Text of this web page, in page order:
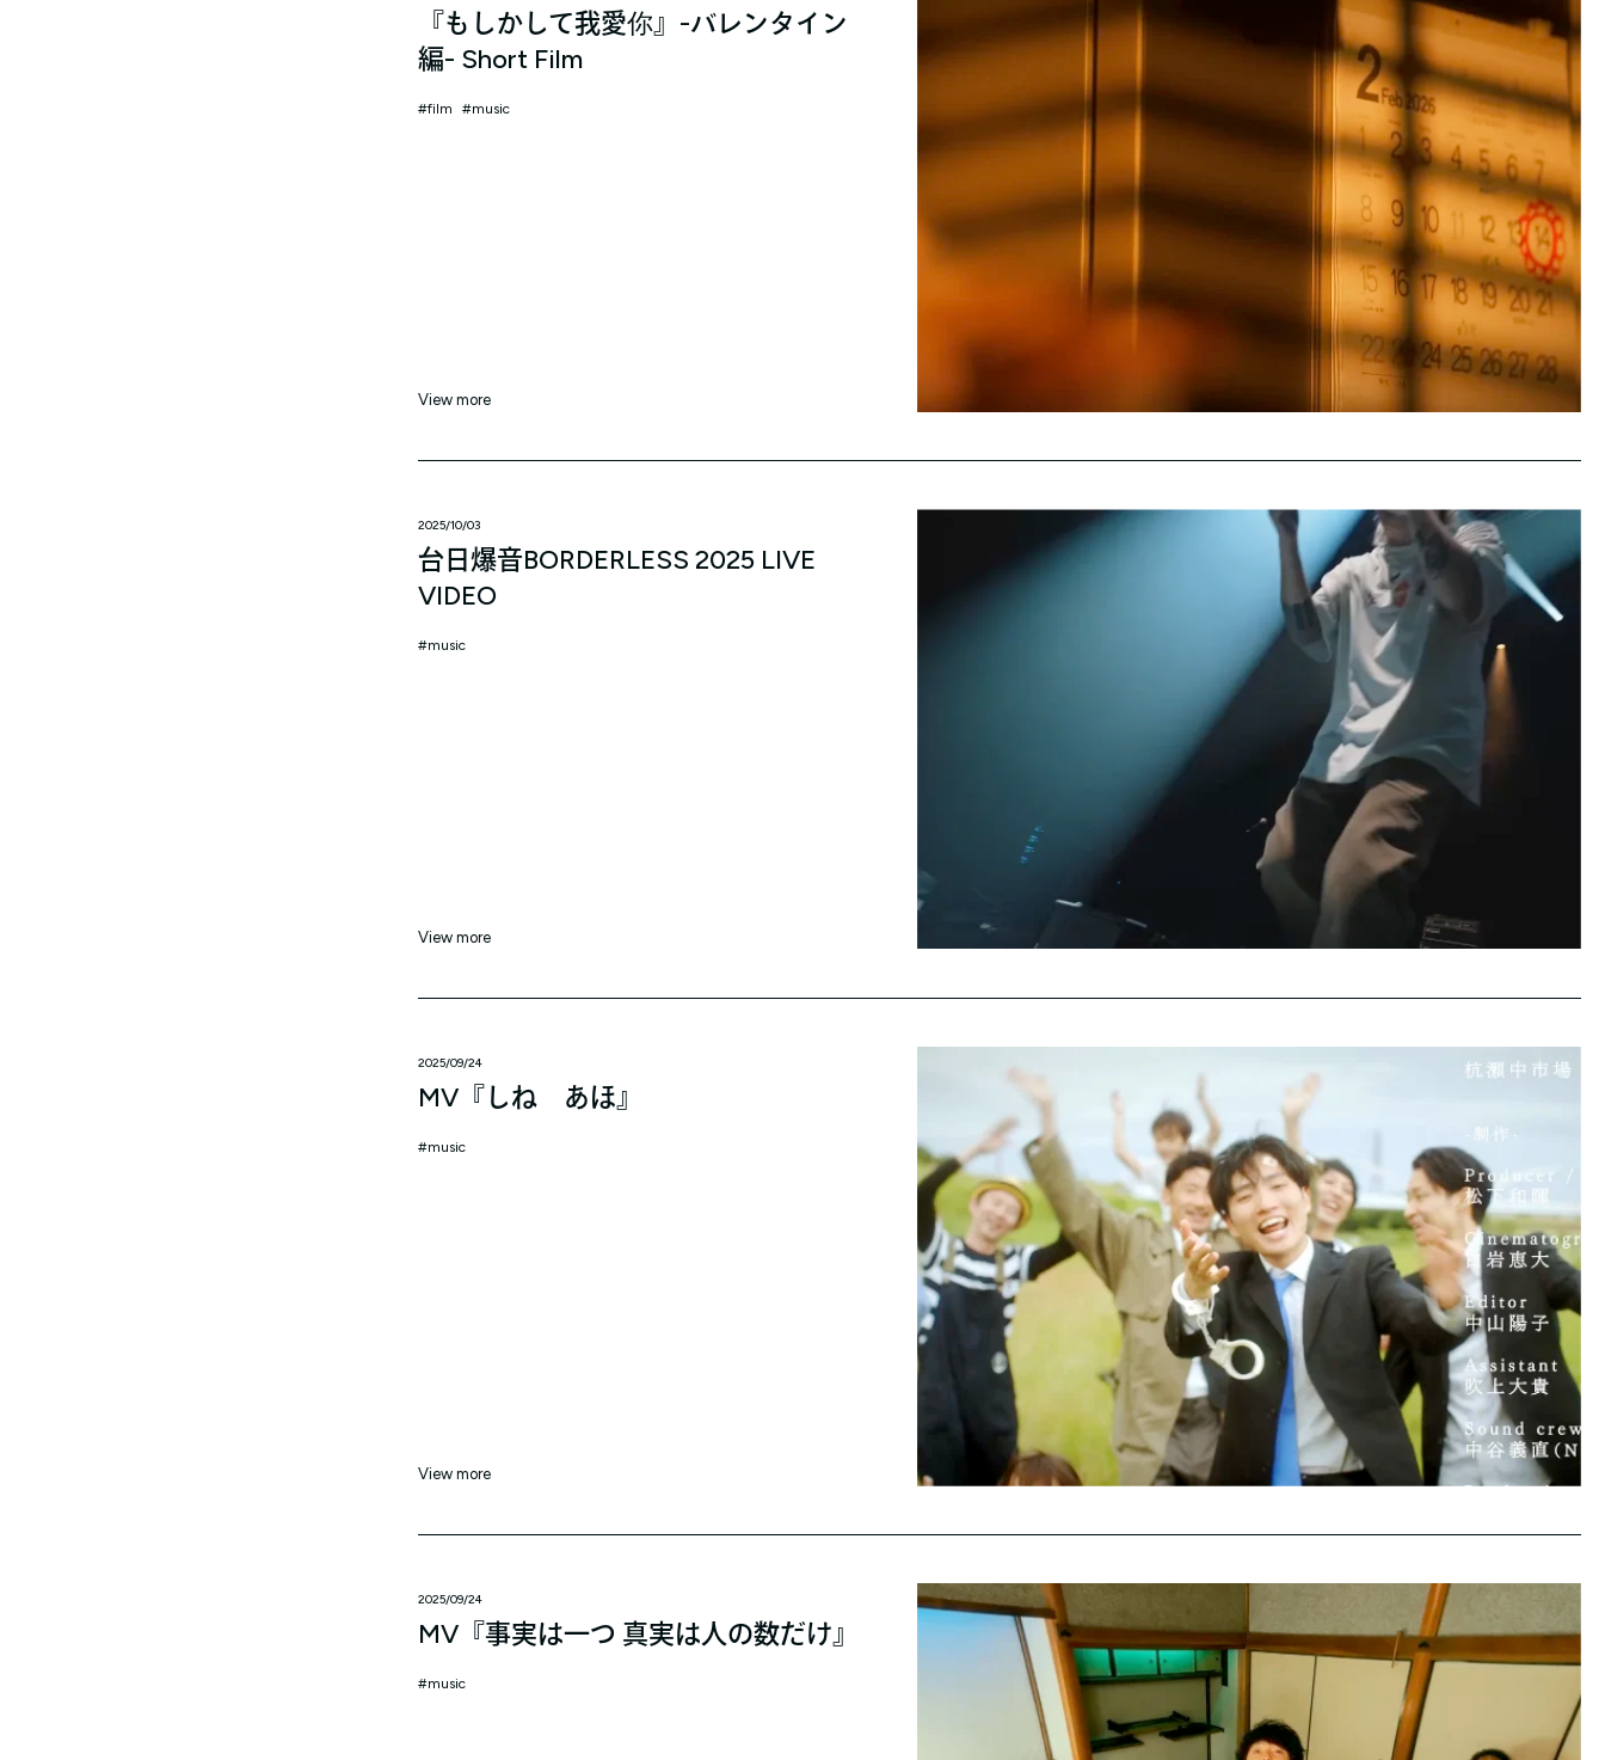
『もしかして我愛你』-バレンタイン
編- Short Film
film music
View more
2025/10/03
台日爆音BORDERLESS 2025 LIVE
VIDEO
music
View more
2025/09/24
MV『しね あほ』
music
View more
2025/09/24
MV『事実は一つ 真実は人の数だけ』
music